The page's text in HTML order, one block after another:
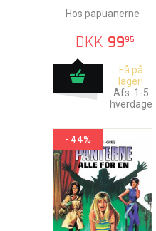
Hos papuanerne
DKK 9995
Få på
lager!
Afs.:1-5
hverdage
- 44%